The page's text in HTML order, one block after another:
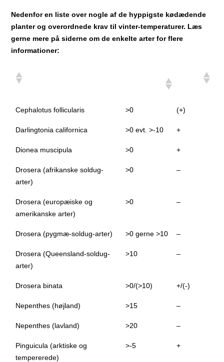
Nedenfor en liste over nogle af de hyppigste kødædende
planter og overordnede krav til vinter-temperaturer. Læs
gerne mere på siderne om de enkelte arter for flere
informationer:
Cephalotus follicularis >0 (+)
Darlingtonia californica >0 evt. >-10 +
Dionea muscipula >0 +
Drosera (afrikanske soldug-
arter)
>0 –
Drosera (europæiske og
amerikanske arter)
>0 –
Drosera (pygmæ-soldug-arter) >0 gerne >10 –
Drosera (Queensland-soldug-
arter)
>10 –
Drosera binata >0/(>10) +/(-)
Nepenthes (højland) >15 –
Nepenthes (lavland) >20 –
Pinguicula (arktiske og
tempererede)
>-5 +